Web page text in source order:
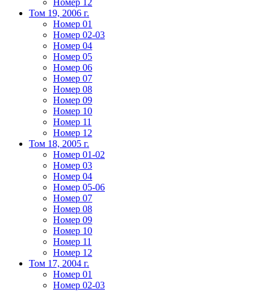
Номер 12
Том 19, 2006 г.
Номер 01
Номер 02-03
Номер 04
Номер 05
Номер 06
Номер 07
Номер 08
Номер 09
Номер 10
Номер 11
Номер 12
Том 18, 2005 г.
Номер 01-02
Номер 03
Номер 04
Номер 05-06
Номер 07
Номер 08
Номер 09
Номер 10
Номер 11
Номер 12
Том 17, 2004 г.
Номер 01
Номер 02-03